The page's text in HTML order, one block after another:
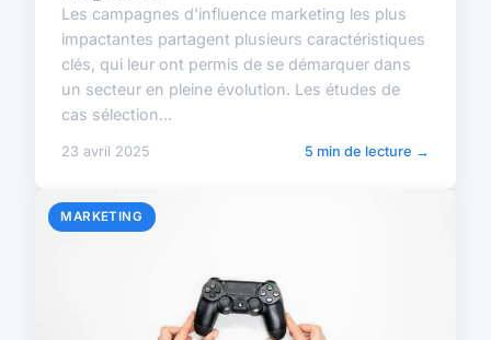
Les campagnes d'influence marketing les plus
impactantes partagent plusieurs caractéristiques
clés, qui leur ont permis de se démarquer dans
un secteur en pleine évolution. Les études de
cas sélection...
23 avril 2025 5 min de lecture →
MARKETING